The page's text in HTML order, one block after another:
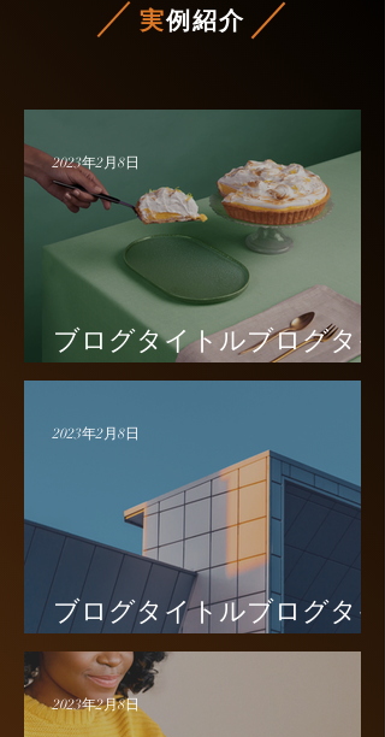
実例紹介
ブログタイトルブログタイ
トル3
2023年2月8日
ブログタイトルブログタイ
トル2
2023年2月8日
2023年2月8日